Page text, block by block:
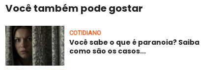
Você também pode gostar
COTIDIANO
Você sabe o que é paranoia? Saiba
como são os casos...